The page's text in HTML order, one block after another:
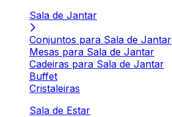
Sala de Jantar
Conjuntos para Sala de Jantar
Mesas para Sala de Jantar
Cadeiras para Sala de Jantar
Buffet
Cristaleiras
Sala de Estar